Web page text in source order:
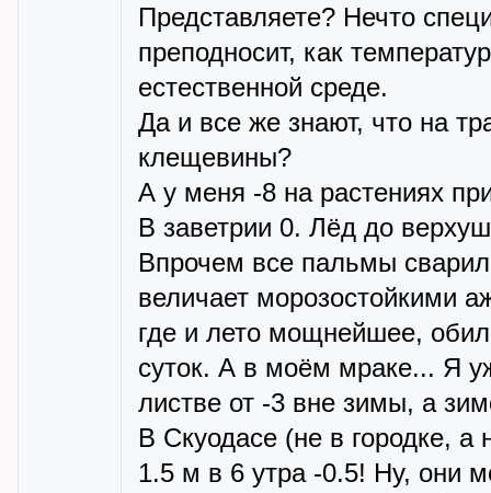
Представляете? Нечто
преподносит, как
естественной среде.
Да и все же знают, что на
клещевины?
А у меня -8 на растениях
В заветрии 0. Лёд до
Впрочем все пальмы
величает морозостойкими
где и лето мощнейшее,
суток. А в моём мраке... Я
листве от -3 вне зимы, а
В Скуодасе (не в городке,
1.5 м в 6 утра -0.5! Ну, они